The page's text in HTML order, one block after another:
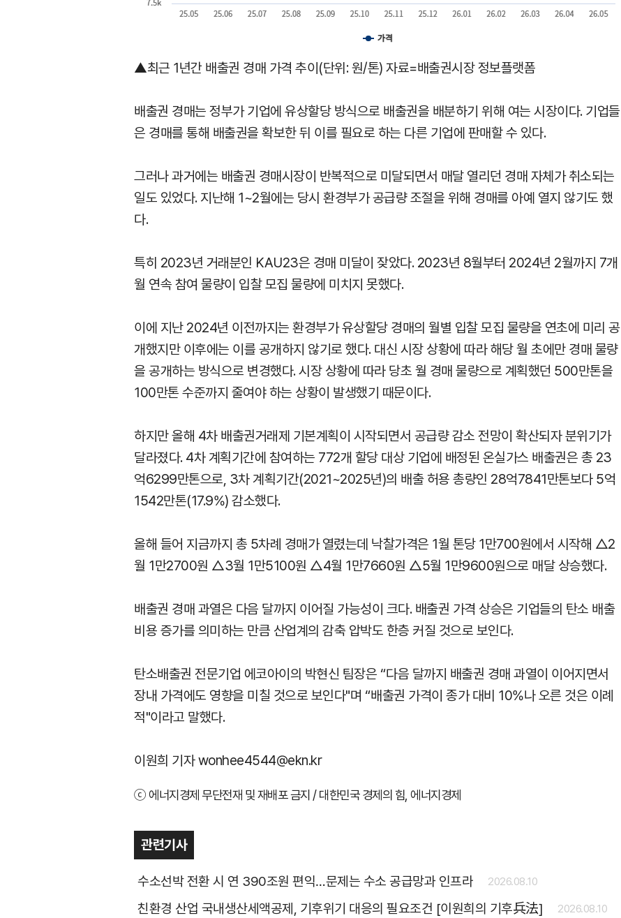
▲최근 1년간 배출권 경매 가격 추이(단위: 원/톤) 자료=배출권시장 정보플랫폼
배출권 경매는 정부가 기업에 유상할당 방식으로 배출권을 배분하기 위해 여는 시장이다. 기업들
은 경매를 통해 배출권을 확보한 뒤 이를 필요로 하는 다른 기업에 판매할 수 있다.
그러나 과거에는 배출권 경매시장이 반복적으로 미달되면서 매달 열리던 경매 자체가 취소되는
일도 있었다. 지난해 1~2월에는 당시 환경부가 공급량 조절을 위해 경매를 아예 열지 않기도 했
다.
특히 2023년 거래분인 KAU23은 경매 미달이 잦았다. 2023년 8월부터 2024년 2월까지 7개
월 연속 참여 물량이 입찰 모집 물량에 미치지 못했다.
이에 지난 2024년 이전까지는 환경부가 유상할당 경매의 월별 입찰 모집 물량을 연초에 미리 공
개했지만 이후에는 이를 공개하지 않기로 했다. 대신 시장 상황에 따라 해당 월 초에만 경매 물량
을 공개하는 방식으로 변경했다. 시장 상황에 따라 당초 월 경매 물량으로 계획했던 500만톤을
100만톤 수준까지 줄여야 하는 상황이 발생했기 때문이다.
하지만 올해 4차 배출권거래제 기본계획이 시작되면서 공급량 감소 전망이 확산되자 분위기가
달라졌다. 4차 계획기간에 참여하는 772개 할당 대상 기업에 배정된 온실가스 배출권은 총 23
억6299만톤으로, 3차 계획기간(2021~2025년)의 배출 허용 총량인 28억7841만톤보다 5억
1542만톤(17.9%) 감소했다.
올해 들어 지금까지 총 5차례 경매가 열렸는데 낙찰가격은 1월 톤당 1만700원에서 시작해 △2
월 1만2700원 △3월 1만5100원 △4월 1만7660원 △5월 1만9600원으로 매달 상승했다.
배출권 경매 과열은 다음 달까지 이어질 가능성이 크다. 배출권 가격 상승은 기업들의 탄소 배출
비용 증가를 의미하는 만큼 산업계의 감축 압박도 한층 커질 것으로 보인다.
탄소배출권 전문기업 에코아이의 박현신 팀장은 “다음 달까지 배출권 경매 과열이 이어지면서
장내 가격에도 영향을 미칠 것으로 보인다"며 “배출권 가격이 종가 대비 10%나 오른 것은 이례
적"이라고 말했다.
이원희 기자 wonhee4544@ekn.kr
ⓒ 에너지경제 무단전재 및 재배포 금지 / 대한민국 경제의 힘, 에너지경제
관련기사
수소선박 전환 시 연 390조원 편익…문제는 수소 공급망과 인프라 2026.08.10
친환경 산업 국내생산세액공제, 기후위기 대응의 필요조건 [이원희의 기후兵法] 2026.08.10